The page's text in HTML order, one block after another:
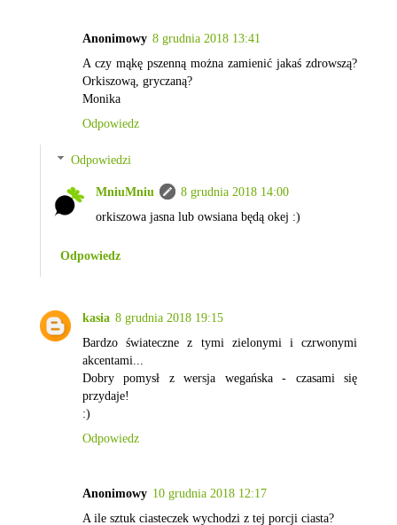
Anonimowy 8 grudnia 2018 13:41
A czy mąkę pszenną można zamienić jakaś zdrowszą?
Orkiszową, gryczaną?
Monika
Odpowiedz
Odpowiedzi
MniuMniu
8 grudnia 2018 14:00
orkiszowa jasna lub owsiana będą okej :)
Odpowiedz
kasia 8 grudnia 2018 19:15
Bardzo świateczne z tymi zielonymi i czrwonymi
akcentami...
Dobry pomysł z wersja wegańska - czasami się
przydaje!
:)
Odpowiedz
Anonimowy 10 grudnia 2018 12:17
A ile sztuk ciasteczek wychodzi z tej porcji ciasta?